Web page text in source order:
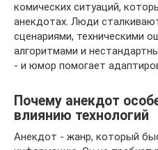
комических ситуаций,
анекдотах. Люди
сценариями, техническими
алгоритмами и
- и юмор помогает
Почему анекдот
влиянию технологий
Анекдот - жанр, который